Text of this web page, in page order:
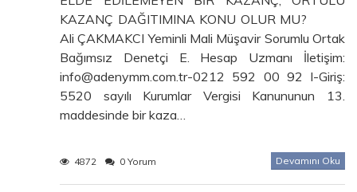
KAZANÇ DAĞITIMINA KONU OLUR MU?
Ali ÇAKMAKCI Yeminli Mali Müşavir Sorumlu Ortak
Bağımsız Denetçi E. Hesap Uzmanı İletişim:
info@adenymm.com.tr-0212 592 00 92 I-Giriş:
5520 sayılı Kurumlar Vergisi Kanununun 13.
maddesinde bir kaza…
4872 0 Yorum Devamını Oku